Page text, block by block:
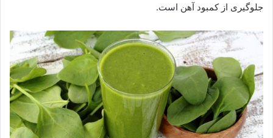
جلوگیری از کمبود آهن است.